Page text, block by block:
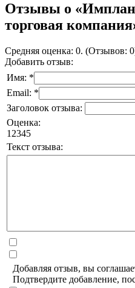
Отзывы о
торговая
Средняя оценка: 0. (Отзывов:
Добавить отзыв:
Имя: *
Email: *
Заголовок отзыва:
Оценка:
1 2345
Текст отзыва:
Добавляя отзыв, вы
Подтвердите добавление,